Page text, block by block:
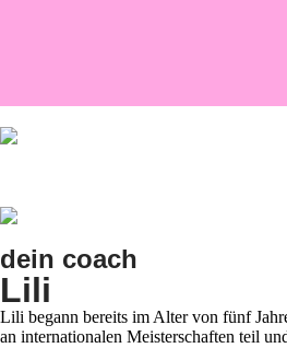
dein coach
Lili
Lili begann bereits im Alter von fünf
an internationalen Meisterschaften teil